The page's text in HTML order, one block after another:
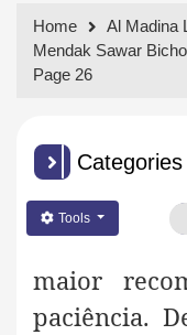
Home
Al Madina
Mendak Sawar Bicho
Page 26
Categories
Tools
maior
paciência.